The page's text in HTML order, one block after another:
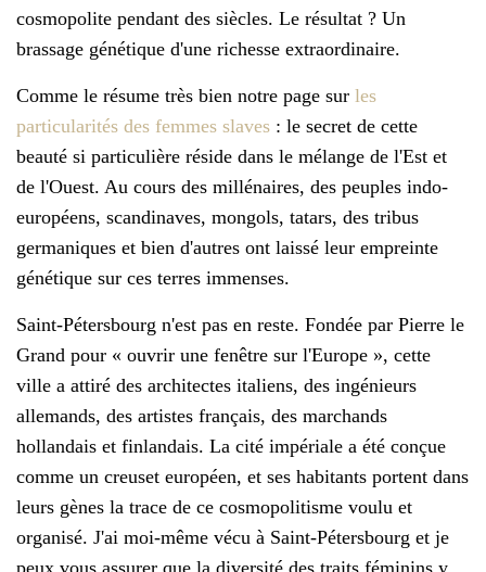
cosmopolite pendant des siècles. Le résultat ? Un
brassage génétique d'une richesse extraordinaire.
Comme le résume très bien notre page sur les
particularités des femmes slaves : le secret de cette
beauté si particulière réside dans le mélange de l'Est et
de l'Ouest. Au cours des millénaires, des peuples indo-
européens, scandinaves, mongols, tatars, des tribus
germaniques et bien d'autres ont laissé leur empreinte
génétique sur ces terres immenses.
Saint-Pétersbourg n'est pas en reste. Fondée par Pierre le
Grand pour « ouvrir une fenêtre sur l'Europe », cette
ville a attiré des architectes italiens, des ingénieurs
allemands, des artistes français, des marchands
hollandais et finlandais. La cité impériale a été conçue
comme un creuset européen, et ses habitants portent dans
leurs gènes la trace de ce cosmopolitisme voulu et
organisé. J'ai moi-même vécu à Saint-Pétersbourg et je
peux vous assurer que la diversité des traits féminins y